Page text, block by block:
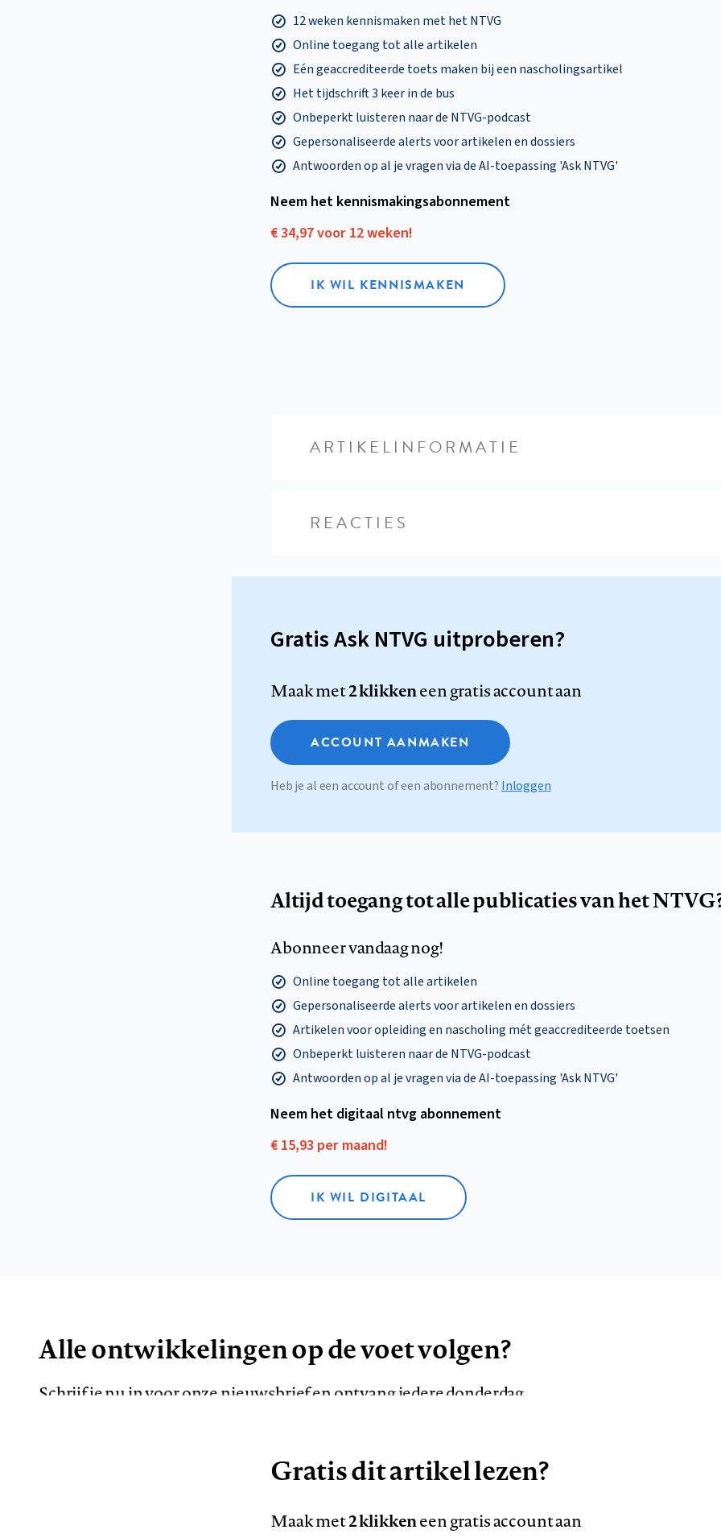
12 weken kennismaken met het NTVG
Online toegang tot alle artikelen
Eén geaccrediteerde toets maken bij een nascholingsartikel
Het tijdschrift 3 keer in de bus
Onbeperkt luisteren naar de NTVG-podcast
Gepersonaliseerde alerts voor artikelen en dossiers
Antwoorden op al je vragen via de AI-toepassing 'Ask NTVG'
Neem het kennismakings­abonnement
€ 34,97 voor 12 weken!
IK WIL KENNISMAKEN
ARTIKELINFORMATIE
REACTIES
Gratis Ask NTVG uitproberen?
Maak met2 klikkeneen gratis account aan
ACCOUNT AANMAKEN
Heb je al een account of een abonnement? Inloggen
Altijd toegang tot alle publicaties van het
Abonneer vandaag nog!
Online toegang tot alle artikelen
Gepersonaliseerde alerts voor artikelen en dossiers
Artikelen voor opleiding en nascholing mét geaccrediteerde toetsen
Onbeperkt luisteren naar de NTVG-podcast
Antwoorden op al je vragen via de AI-toepassing 'Ask NTVG'
Neem het digitaal ntvg abonnement
€ 15,93 per maand!
IK WIL DIGITAAL
Alle ontwikkelingen op de voet volgen?
Schrijf je nu in voor onze nieuwsbrief en ontvang iedere donderdag
AANMELDEN
Gratis dit artikel lezen?
Maak met2 klikkeneen gratis account aan